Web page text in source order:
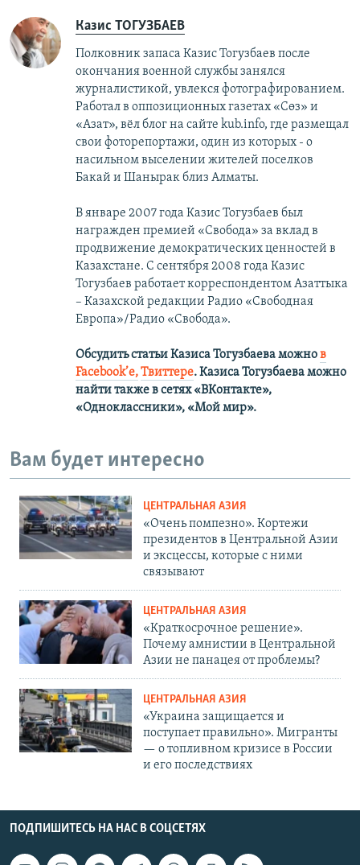
Казис ТОГУЗБАЕВ
Полковник запаса Казис Тогузбаев после
окончания военной службы занялся
журналистикой, увлекся фотографированием.
Работал в оппозиционных газетах «Сөз» и
«Азат», вёл блог на сайте kub.info, где размещал
свои фоторепортажи, один из которых - о
насильном выселении жителей поселков
Бакай и Шанырак близ Алматы.
В январе 2007 года Казис Тогузбаев был
награжден премией «Свобода» за вклад в
продвижение демократических ценностей в
Казахстане. С сентября 2008 года Казис
Тогузбаев работает корреспондентом Азаттыка
– Казахской редакции Радио «Свободная
Европа»/Радио «Свобода».
Обсудить статьи Казиса Тогузбаева можнов
Facebook’е,Твиттере.Казиса Тогузбаева можно
найти также в сетях«ВКонтакте»,
«Одноклассники», «Мой мир».
Вам будет интересно
ЦЕНТРАЛЬНАЯ АЗИЯ
«Очень помпезно». Кортежи
президентов в Центральной Азии
и эксцессы, которые с ними
связывают
ЦЕНТРАЛЬНАЯ АЗИЯ
«Краткосрочное решение».
Почему амнистии в Центральной
Азии не панацея от проблемы?
ЦЕНТРАЛЬНАЯ АЗИЯ
«Украина защищается и
поступает правильно». Мигранты
— о топливном кризисе в России
и его последствиях
ПОДПИШИТЕСЬ НА НАС В СОЦСЕТЯХ